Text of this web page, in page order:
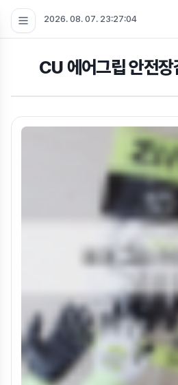
2026. 08. 07. 23:27:04
CU 에어그립 안전장